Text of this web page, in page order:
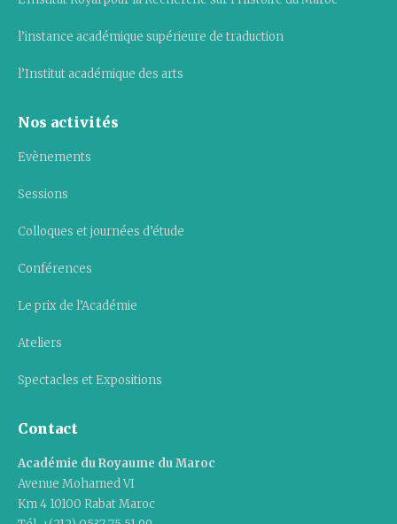
l’instance académique supérieure de traduction
l’Institut académique des arts
Nos activités
Evènements
Sessions
Colloques et journées d’étude
Conférences
Le prix de l’Académie
Ateliers
Spectacles et Expositions
Contact
Académie du Royaume du Maroc
Avenue Mohamed VI
Km 4 10100 Rabat Maroc